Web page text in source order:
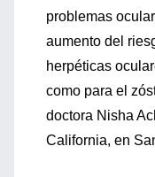
problemas
aumento del
herpéticas
como para el
doctora Nisha
California, en